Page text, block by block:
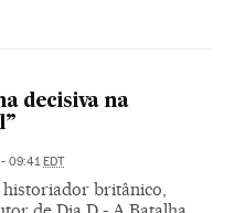
decisiva na
09:41EDT
historiador britânico,